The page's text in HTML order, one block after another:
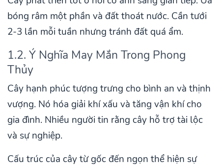
bóng râm một phần và đất thoát nước. Cần tưới
2-3 lần mỗi tuần nhưng tránh đất quá ẩm.
1.2. Ý Nghĩa May Mắn Trong Phong
Thủy
Cây hạnh phúc tượng trưng cho bình an và thịnh
vượng. Nó hóa giải khí xấu và tăng vận khí cho
gia đình. Nhiều người tin rằng cây hỗ trợ tài lộc
và sự nghiệp.
Cấu trúc của cây từ gốc đến ngọn thể hiện sự